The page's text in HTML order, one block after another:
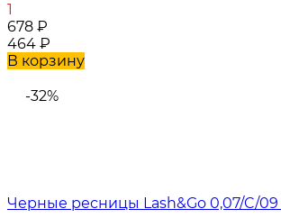
1
678 ₽
464 ₽
В корзину
-32%
Черные ресницы Lash&Go 0,07/C/